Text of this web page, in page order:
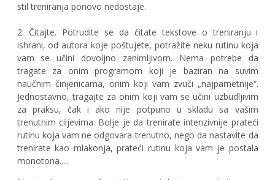
stil treniranja ponovo nedostaje.
2. Čitajte. Potrudite se da čitate tekstove o treniranju i
ishrani, od autora koje poštujete, potražite neku rutinu koja
vam se učini dovoljno zanimljivom. Nema potrebe da
tragate za onim programom koji je baziran na suvim
naučnim činjenicama, onim koji vam zvuči „najpametnije“.
Jednostavno, tragajte za onim koji vam se učini uzbudljivim
za praksu, čak i ako nije potpuno u skladu sa vašim
trenutnim ciljevima. Bolje je da trenirate intenzivnije prateći
rutinu koja vam ne odgovara trenutno, nego da nastavite da
trenirate kao mlakonja, prateći rutinu koja vam je postala
monotona.....